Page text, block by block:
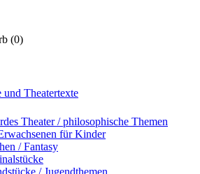
(0)
und Theatertexte
Theater / philosophische Themen
für Kinder
/ Fantasy
/ Jugendthemen